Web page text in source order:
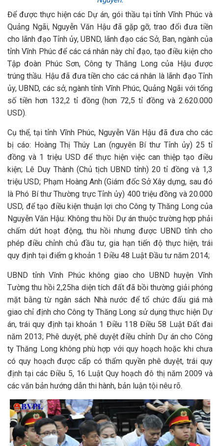
Để được thực hiện các Dự án, gói thầu tại tỉnh Vĩnh Phúc và
Quảng Ngãi, Nguyễn Văn Hậu đã gặp gỡ, trao đổi đưa tiền
cho lãnh đạo Tỉnh ủy, UBND, lãnh đạo các Sở, Ban, ngành của
tỉnh Vĩnh Phúc để các cá nhân này chỉ đạo, tạo điều kiện cho
Tập đoàn Phúc Sơn, Công ty Thăng Long của Hậu được
trúng thầu. Hậu đã đưa tiền cho các cá nhân là lãnh đạo Tỉnh
ủy, UBND, các sở, ngành tỉnh Vĩnh Phúc, Quảng Ngãi với tổng
số tiền hơn 132,2 tỉ đồng (hơn 72,5 tỉ đồng và 2.620.000
USD).
Cụ thể, tại tỉnh Vĩnh Phúc, Nguyễn Văn Hậu đã đưa cho các
bị cáo: Hoàng Thị Thúy Lan (nguyên Bí thư Tỉnh ủy) 25 tỉ
đồng và 1 triệu USD để thực hiện việc can thiệp tạo điều
kiện; Lê Duy Thành (Chủ tịch UBND tỉnh) 20 tỉ đồng và 1,3
triệu USD; Phạm Hoàng Anh (Giám đốc Sở Xây dựng, sau đó
là Phó Bí thư Thường trực Tỉnh ủy) 400 triệu đồng và 20.000
USD, để tạo điều kiện thuận lợi cho Công ty Thăng Long của
Nguyễn Văn Hậu: Không thu hồi Dự án thuộc trường hợp phải
chấm dứt hoạt động, thu hồi nhưng được UBND tỉnh cho
phép điều chỉnh chủ đầu tư, gia hạn tiến độ thực hiện, trái
quy định tại điểm g khoản 1 Điều 48 Luật Đầu tư năm 2014;
UBND tỉnh Vĩnh Phúc không giao cho UBND huyện Vĩnh
Tường thu hồi 2,25ha diện tích đất đã bồi thường giải phóng
mặt bằng từ ngân sách Nhà nước để tổ chức đấu giá mà
giao chỉ định cho Công ty Thăng Long sử dụng thực hiện Dự
án, trái quy định tại khoản 1 Điều 118 Điều 58 Luật Đất đai
năm 2013; Phê duyệt, phê duyệt điều chỉnh Dự án cho Công
ty Thăng Long không phù hợp với quy hoạch hoặc khi chưa
có quy hoạch được cấp có thẩm quyền phê duyệt, trái quy
định tại các Điều 5, 16 Luật Quy hoạch đô thị năm 2009 và
các văn bản hướng dẫn thi hành, bản luận tội nêu rõ.